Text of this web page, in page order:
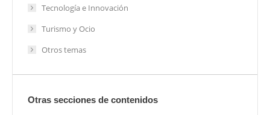
Tecnología e Innovación
Turismo y Ocio
Otros temas
Otras secciones de contenidos